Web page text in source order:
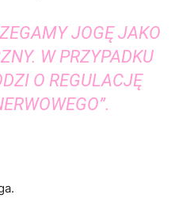
JOGĘ JAKO
W PRZYPADKU
O REGULACJĘ